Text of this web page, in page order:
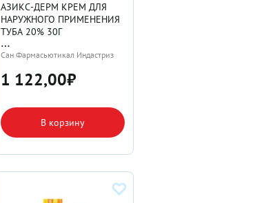
АЗИКС-ДЕРМ КРЕМ ДЛЯ
НАРУЖНОГО ПРИМЕНЕНИЯ
ТУБА 20% 30Г
Сан Фармасьютикал Индастриз
1 122,00₽
В корзину